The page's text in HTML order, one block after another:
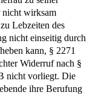
nicht wirksam
Lebzeiten des
nicht einseitig durch
kann, § 2271
Widerruf nach §
nicht vorliegt. Die
ihre Berufung